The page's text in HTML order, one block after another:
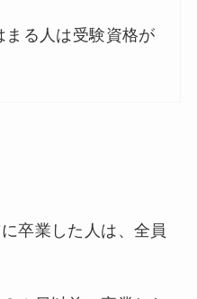
る人は受験資格が
卒業した人は、全員